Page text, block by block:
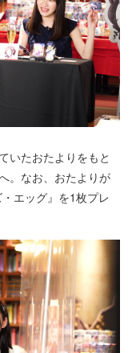
いたおたよりをもと
。なお、おたよりが
エッグ』を1枚プレ